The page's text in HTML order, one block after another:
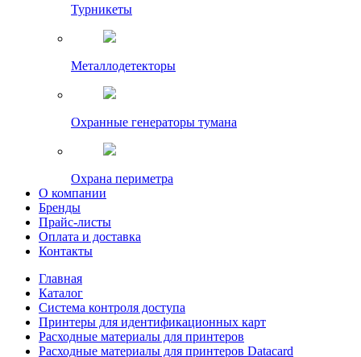
Турникеты
Металлодетекторы
Охранные генераторы тумана
Охрана периметра
О компании
Бренды
Прайс-листы
Оплата и доставка
Контакты
Главная
Каталог
Система контроля доступа
Принтеры для идентификационных карт
Расходные материалы для принтеров
Расходные материалы для принтеров Datacard